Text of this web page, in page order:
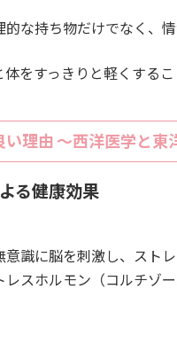
な持ち物だけでなく、
をすっきりと軽くするこ
い理由 ～西洋医学と東
る健康効果
識に脳を刺激し、スト
レスホルモン（コルチゾ